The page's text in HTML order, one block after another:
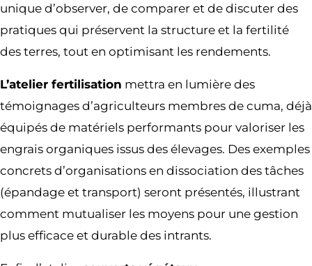
unique d’observer, de comparer et de discuter des
pratiques qui préservent la structure et la fertilité
des terres, tout en optimisant les rendements.
L’atelier fertilisation mettra en lumière des
témoignages d’agriculteurs membres de cuma, déjà
équipés de matériels performants pour valoriser les
engrais organiques issus des élevages. Des exemples
concrets d’organisations en dissociation des tâches
(épandage et transport) seront présentés, illustrant
comment mutualiser les moyens pour une gestion
plus efficace et durable des intrants.